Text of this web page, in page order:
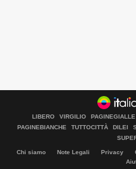
Libero Tecnologia è un prodotto
LIBERO VIRGILIO PAGINEGIALLE
PAGINEBIANCHE
TUTTOCITTÀ DILEI
Chi siamo Note Legali Privacy